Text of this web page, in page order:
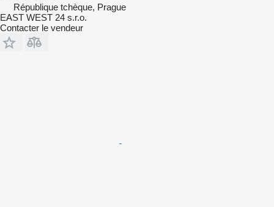
République tchèque, Prague
EAST WEST 24 s.r.o.
Contacter le vendeur